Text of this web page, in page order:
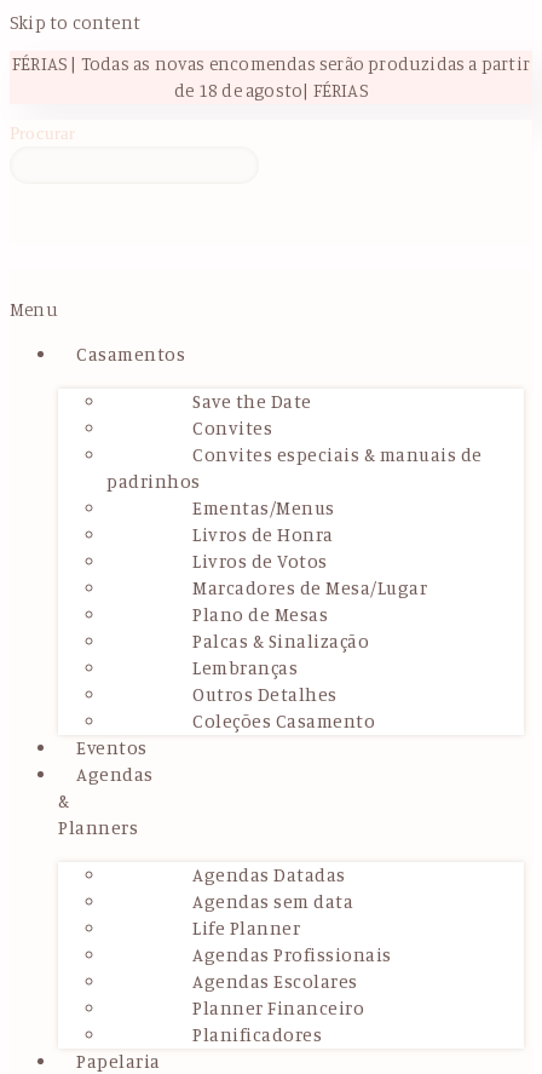
Skip to content
FÉRIAS | Todas as novas encomendas serão produzidas a partir
de 18 de agosto| FÉRIAS
Procurar
Menu
Casamentos
Save the Date
Convites
Convites especiais & manuais de
padrinhos
Ementas/Menus
Livros de Honra
Livros de Votos
Marcadores de Mesa/Lugar
Plano de Mesas
Palcas & Sinalização
Lembranças
Outros Detalhes
Coleções Casamento
Eventos
Agendas
&
Planners
Agendas Datadas
Agendas sem data
Life Planner
Agendas Profissionais
Agendas Escolares
Planner Financeiro
Planificadores
Papelaria